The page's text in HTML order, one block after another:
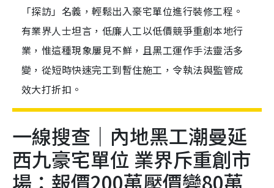
「探訪」名義，輕鬆出入豪宅單位進行裝修工程。
有業界人士坦言，低廉人工以低價競爭重創本地行
業，惟這種現象屢見不鮮，且黑工運作手法靈活多
變，從短時快速完工到暫住施工，令執法與監管成
效大打折扣。
一線搜查｜內地黑工潮曼延
西九豪宅單位 業界斥重創市
場：報價200萬壓價變80萬